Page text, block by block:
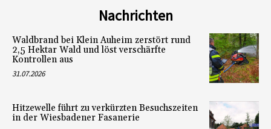
Nachrichten
Waldbrand bei Klein Auheim zerstört rund
2,5 Hektar Wald und löst verschärfte
Kontrollen aus
31.07.2026
Hitzewelle führt zu verkürzten Besuchszeiten
in der Wiesbadener Fasanerie